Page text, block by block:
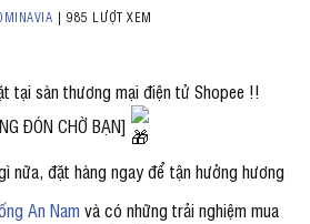
|985 LƯỢT XEM
tại sàn thương mại điện tử Shopee !!
ĐÓN CHỜ BẠN]
nữa, đặt hàng ngay để tận hưởng hương
An Nam và có những trải nghiệm mua